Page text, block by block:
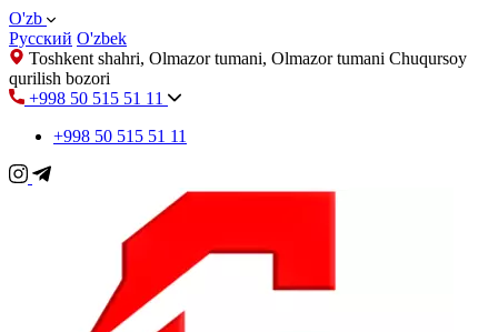
O'zb
Русский O'zbek
Toshkent shahri, Olmazor tumani, Olmazor tumani Chuqursoy
qurilish bozori
+998 50 515 51 11
+998 50 515 51 11